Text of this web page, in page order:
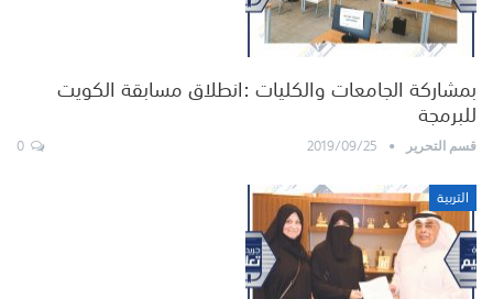
بمشاركة الجامعات والكليات :انطلاق مسابقة الكويت
للبرمجة
قسم التحرير 2019/09/25
التربية